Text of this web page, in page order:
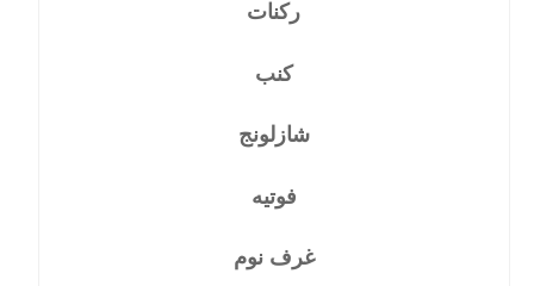
ركنات
كنب
شازلونج
فوتيه
غرف نوم